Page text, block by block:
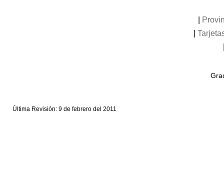
Última Revisión: 9 de febrero del 2011